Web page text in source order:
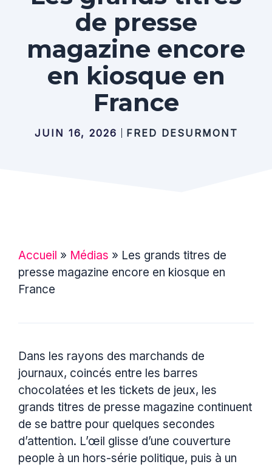
de presse
magazine encore
en kiosque en
France
JUIN 16, 2026 FRED DESURMONT
Accueil » Médias » Les grands titres de
presse magazine encore en kiosque en
France
Dans les rayons des marchands de
journaux, coincés entre les barres
chocolatées et les tickets de jeux, les
grands titres de presse magazine continuent
de se battre pour quelques secondes
d’attention. L’œil glisse d’une couverture
people à un hors-série politique, puis à un